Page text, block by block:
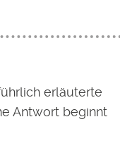
erläuterte
Antwort beginnt